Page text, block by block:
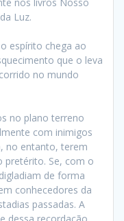
Luz.
espírito chega ao
que o leva
no mundo
no plano terreno
com inimigos
no entanto, terem
pretérito. Se, com o
de forma
conhecedores da
passadas. A